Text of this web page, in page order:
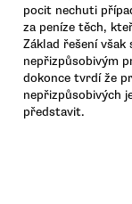
pocit nechuti
za peníze těch,
Základ řešení
nepřizpůsobivým
dokonce tvrdí že
nepřizpůsobivých
představit.